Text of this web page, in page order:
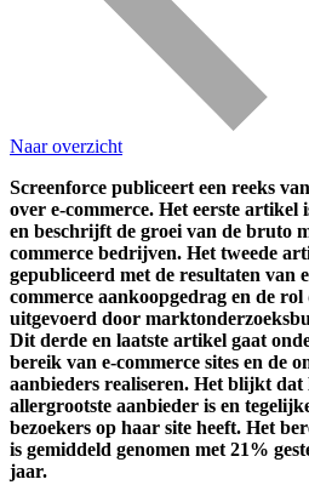
Naar overzicht
Screenforce publiceert een reeks
over e-commerce. Het eerste artikel
en beschrijft de groei van de bruto
commerce bedrijven. Het tweede
gepubliceerd met de resultaten van
commerce aankoopgedrag en de
uitgevoerd door
Dit derde en laatste artikel gaat
bereik van e-commerce sites en de
aanbieders realiseren. Het blijkt dat
allergrootste aanbieder is en
bezoekers op haar site heeft. Het
is gemiddeld genomen met 21%
jaar.